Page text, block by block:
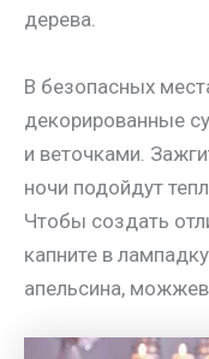
дерева.
В безопасных
декорированные
и веточками.
ночи подойдут
Чтобы создать
капните в
апельсина,